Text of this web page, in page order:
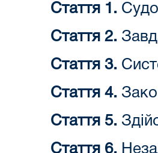
Стаття 1.
Стаття 2.
Стаття 3.
Стаття 4.
Стаття 5.
Стаття 6.